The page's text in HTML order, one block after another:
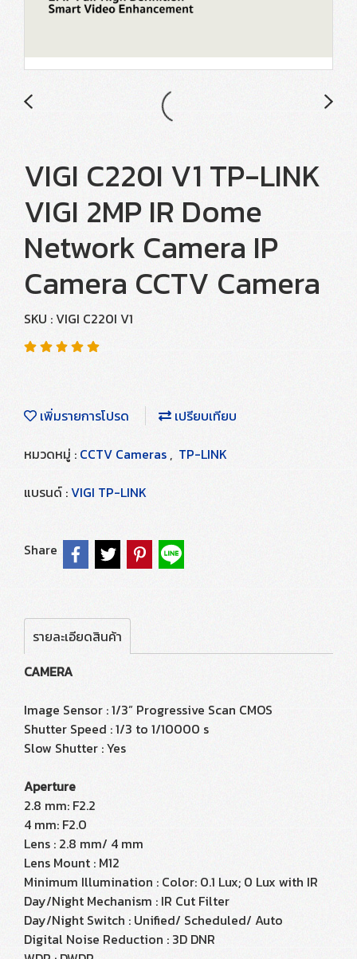
VIGI C220I V1 TP-LINK
VIGI 2MP IR Dome
Network Camera IP
Camera CCTV Camera
SKU : VIGI C220I V1
เพิ่มรายการโปรด
เปรียบเทียบ
หมวดหมู่ : CCTV Cameras , TP-LINK
แบรนด์ :VIGI TP-LINK
Share
รายละเอียดสินค้า
CAMERA
Image Sensor : 1/3” Progressive Scan CMOS
Shutter Speed : 1/3 to 1/10000 s
Slow Shutter : Yes
Aperture
2.8 mm: F2.2
4 mm: F2.0
Lens : 2.8 mm/ 4 mm
Lens Mount : M12
Minimum Illumination : Color: 0.1 Lux; 0 Lux with IR
Day/Night Mechanism : IR Cut Filter
Day/Night Switch : Unified/ Scheduled/ Auto
Digital Noise Reduction : 3D DNR